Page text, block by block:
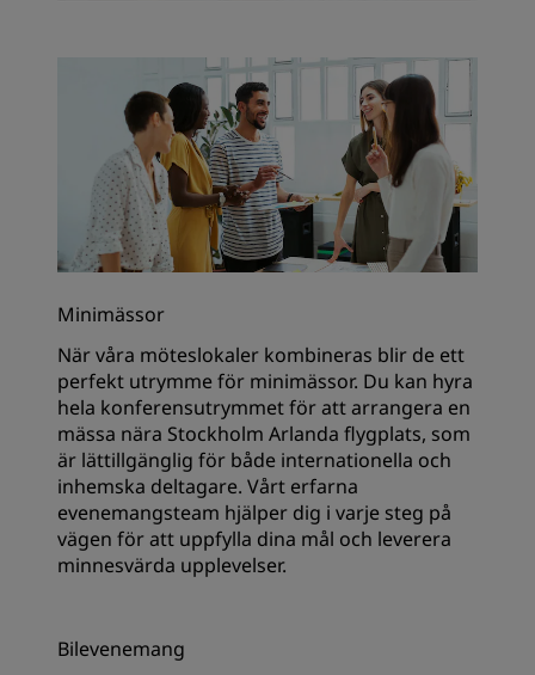
Minimässor
När våra möteslokaler kombineras blir de ett
perfekt utrymme för minimässor. Du kan hyra
hela konferensutrymmet för att arrangera en
mässa nära Stockholm Arlanda flygplats, som
är lättillgänglig för både internationella och
inhemska deltagare. Vårt erfarna
evenemangsteam hjälper dig i varje steg på
vägen för att uppfylla dina mål och leverera
minnesvärda upplevelser.
Bilevenemang